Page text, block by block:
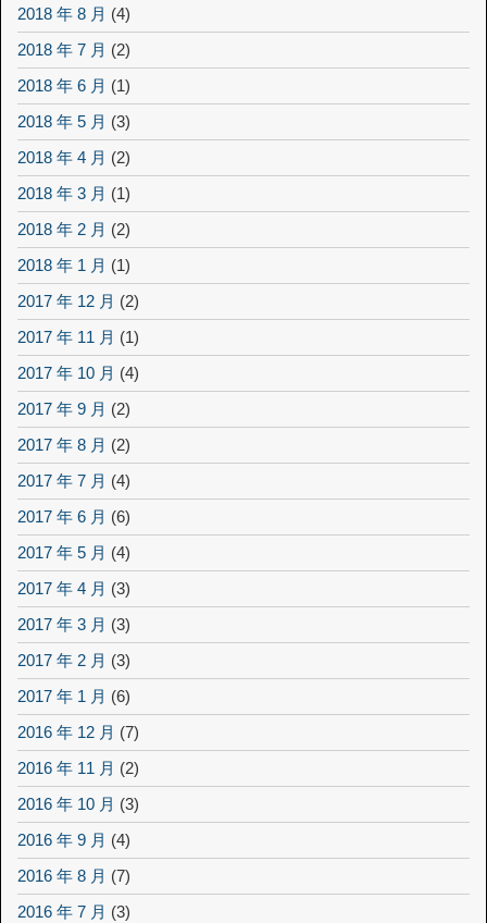
2018 年 8 月 (4)
2018 年 7 月 (2)
2018 年 6 月 (1)
2018 年 5 月 (3)
2018 年 4 月 (2)
2018 年 3 月 (1)
2018 年 2 月 (2)
2018 年 1 月 (1)
2017 年 12 月 (2)
2017 年 11 月 (1)
2017 年 10 月 (4)
2017 年 9 月 (2)
2017 年 8 月 (2)
2017 年 7 月 (4)
2017 年 6 月 (6)
2017 年 5 月 (4)
2017 年 4 月 (3)
2017 年 3 月 (3)
2017 年 2 月 (3)
2017 年 1 月 (6)
2016 年 12 月 (7)
2016 年 11 月 (2)
2016 年 10 月 (3)
2016 年 9 月 (4)
2016 年 8 月 (7)
2016 年 7 月 (3)